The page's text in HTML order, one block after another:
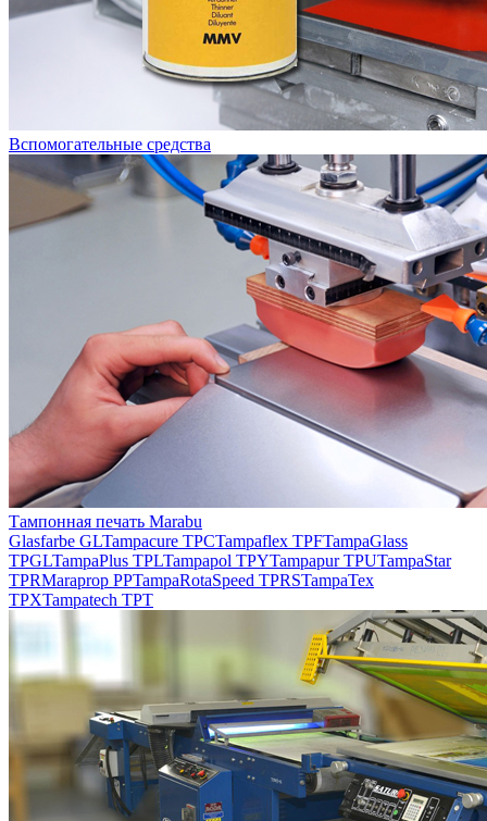
Вспомогательные средства
Тампонная печать Marabu
Glasfarbe GLTampacure TPCTampaflex TPFTampaGlass
TPGLTampaPlus TPLTampapol TPYTampapur TPUTampaStar
TPRMaraprop PPTampaRotaSpeed TPRSTampaTex
TPXTampatech TPT